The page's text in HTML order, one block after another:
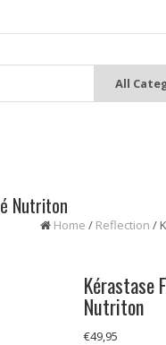
Nutriton
Home / Reflection /
Kérastase
Nutriton
€49,95